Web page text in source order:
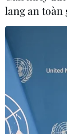
lang an toàn